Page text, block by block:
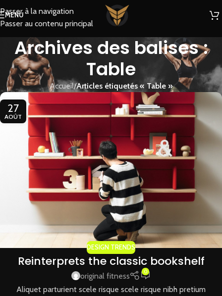
Passer à la navigation
Passer au contenu principal
MENU
Archives des balises :
Table
Accueil/Articles étiquetés « Table »
27
AOÛT
DESIGN TRENDS
Reinterprets the classic bookshelf
original fitness 0
Aliquet parturient scele risque scele risque nibh pretium